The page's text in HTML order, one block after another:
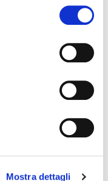
Mostra dettagli
–